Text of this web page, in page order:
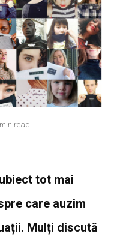
read
tot mai
care auzim
Mulți discută